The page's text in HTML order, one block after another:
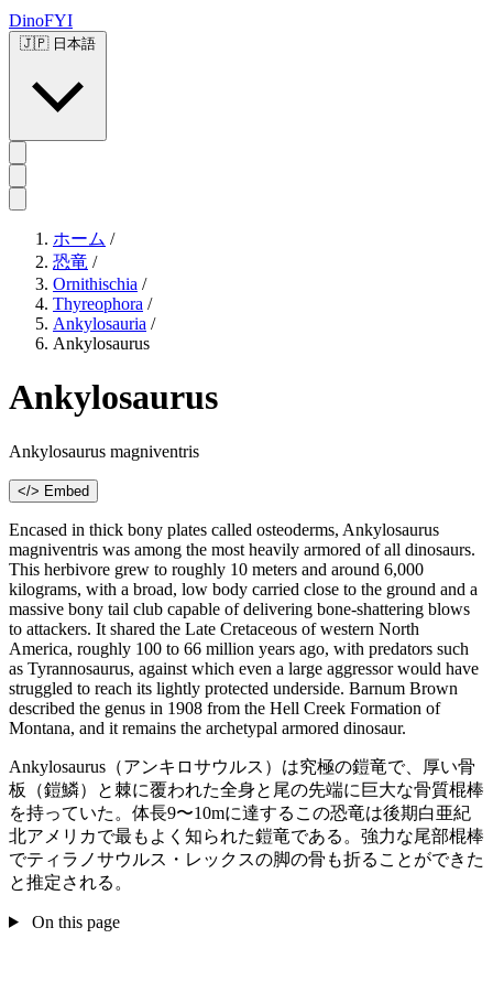
DinoFYI
🇯🇵 日本語
ホーム /
恐竜 /
Ornithischia /
Thyreophora /
Ankylosauria /
Ankylosaurus
Ankylosaurus
Ankylosaurus magniventris
</> Embed
Encased in thick bony plates called osteoderms, Ankylosaurus
magniventris was among the most heavily armored of all dinosaurs.
This herbivore grew to roughly 10 meters and around 6,000
kilograms, with a broad, low body carried close to the ground and a
massive bony tail club capable of delivering bone-shattering blows
to attackers. It shared the Late Cretaceous of western North
America, roughly 100 to 66 million years ago, with predators such
as Tyrannosaurus, against which even a large aggressor would have
struggled to reach its lightly protected underside. Barnum Brown
described the genus in 1908 from the Hell Creek Formation of
Montana, and it remains the archetypal armored dinosaur.
Ankylosaurus（アンキロサウルス）は究極の鎧竜で、厚い骨
板（鎧鱗）と棘に覆われた全身と尾の先端に巨大な骨質棍棒
を持っていた。体長9〜10mに達するこの恐竜は後期白亜紀
北アメリカで最もよく知られた鎧竜である。強力な尾部棍棒
でティラノサウルス・レックスの脚の骨も折ることができた
と推定される。
On this page